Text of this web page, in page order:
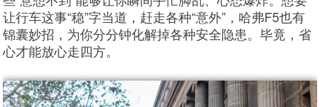
让行车这事“稳”字当道，赶走各种“意外”，哈弗F5也有
锦囊妙招，为你分分钟化解掉各种安全隐患。毕竟，省
心才能放心走四方。